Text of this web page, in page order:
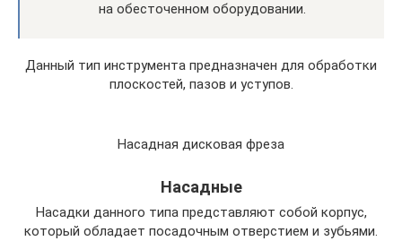
на обесточенном оборудовании.
Данный тип инструмента предназначен для обработки
плоскостей, пазов и уступов.
Насадная дисковая фреза
Насадные
Насадки данного типа представляют собой корпус,
который обладает посадочным отверстием и зубьями.